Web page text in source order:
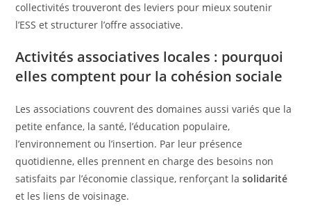
collectivités trouveront des leviers pour mieux soutenir
l’ESS et structurer l’offre associative.
Activités associatives locales : pourquoi
elles comptent pour la cohésion sociale
Les associations couvrent des domaines aussi variés que la
petite enfance, la santé, l’éducation populaire,
l’environnement ou l’insertion. Par leur présence
quotidienne, elles prennent en charge des besoins non
satisfaits par l’économie classique, renforçant lasolidarité
et les liens de voisinage.